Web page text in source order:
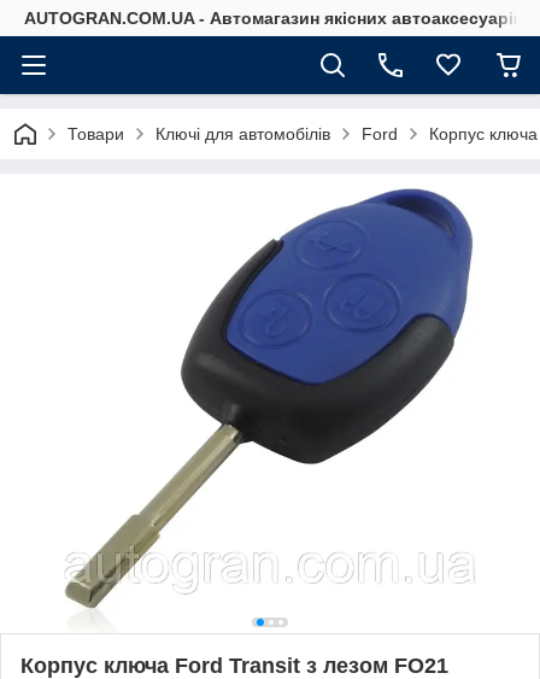
AUTOGRAN.COM.UA - Автомагазин якісних автоаксесуарів
Товари Ключі для автомобілів Ford Корпус
Корпус ключа Ford Transit з лезом FO21